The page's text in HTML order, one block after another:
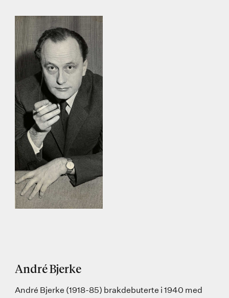
André Bjerke
André Bjerke (1918-85) brakdebuterte i 1940 med